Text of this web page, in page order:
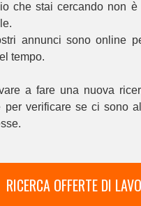
che stai cercando non è
annunci sono online
tempo.
a fare una nuova
per verificare se ci sono
RICERCA OFFERTE DI